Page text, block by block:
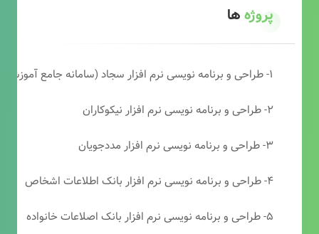
پروژهها
۱- طراحی و برنامه نویسی نرم افزار سجاد (سامانه جامع آموزشی دارالقرآن)
۲- طراحی و برنامه نویسی نرم افزار نیکوکاران
۳- طراحی و برنامه نویسی نرم افزار مددجویان
۴- طراحی و برنامه نویسی نرم افزار بانک اطلاعات اشخاص
۵- طراحی و برنامه نویسی نرم افزار بانک اصلاعات خانواده